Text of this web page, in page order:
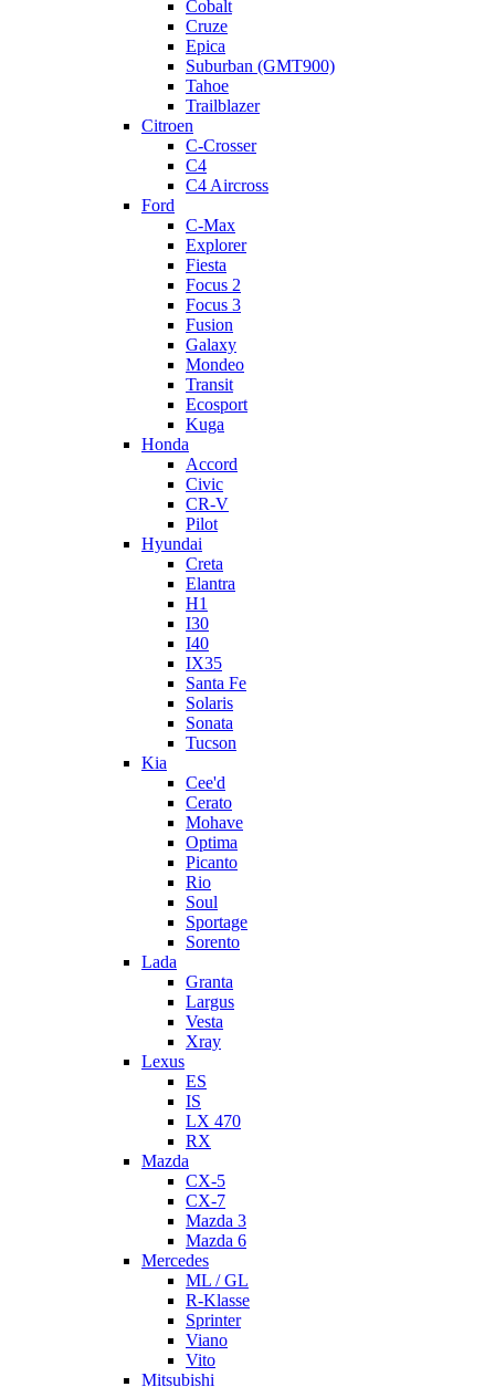
Cobalt
Cruze
Epica
Suburban (GMT900)
Tahoe
Trailblazer
Citroen
C-Crosser
C4
C4 Aircross
Ford
C-Max
Explorer
Fiesta
Focus 2
Focus 3
Fusion
Galaxy
Mondeo
Transit
Ecosport
Kuga
Honda
Accord
Civic
CR-V
Pilot
Hyundai
Creta
Elantra
H1
I30
I40
IX35
Santa Fe
Solaris
Sonata
Tucson
Kia
Cee'd
Cerato
Mohave
Optima
Picanto
Rio
Soul
Sportage
Sorento
Lada
Granta
Largus
Vesta
Xray
Lexus
ES
IS
LX 470
RX
Mazda
CX-5
CX-7
Mazda 3
Mazda 6
Mercedes
ML / GL
R-Klasse
Sprinter
Viano
Vito
Mitsubishi